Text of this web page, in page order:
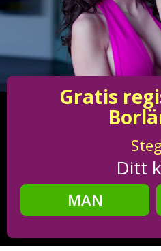
Gratis
Steg
Ditt
MAN